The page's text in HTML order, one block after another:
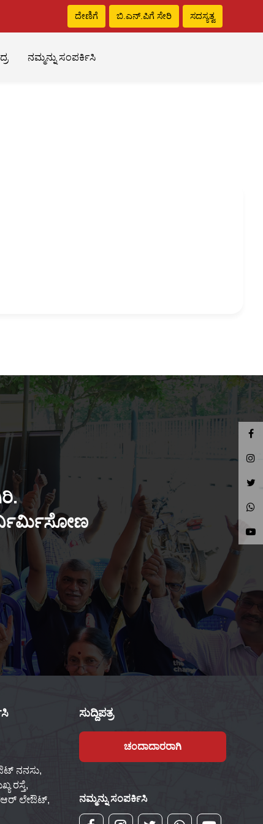
ದೇಣಿಗೆ ಬಿ.ಎನ್‌.ಪಿಗೆ ಸೇರಿ ಸದಸ್ಯತ್ವ
ನಮ್ಮನ್ನು ಸಂಪರ್ಕಿಸಿ
ನನಸು,
ರಸ್ತೆ,
ಲೇಔಟ್,
ಸುದ್ದಿಪತ್ರ
ಚಂದಾದಾರರಾಗಿ
ನಮ್ಮನ್ನು ಸಂಪರ್ಕಿಸಿ